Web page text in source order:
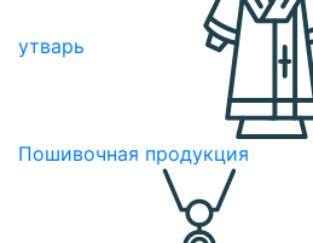
утварь
Пошивочная продукция